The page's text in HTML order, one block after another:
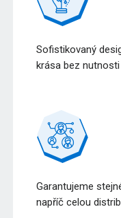
Sofistikovaný
krása bez
Garantujeme
napříč celou